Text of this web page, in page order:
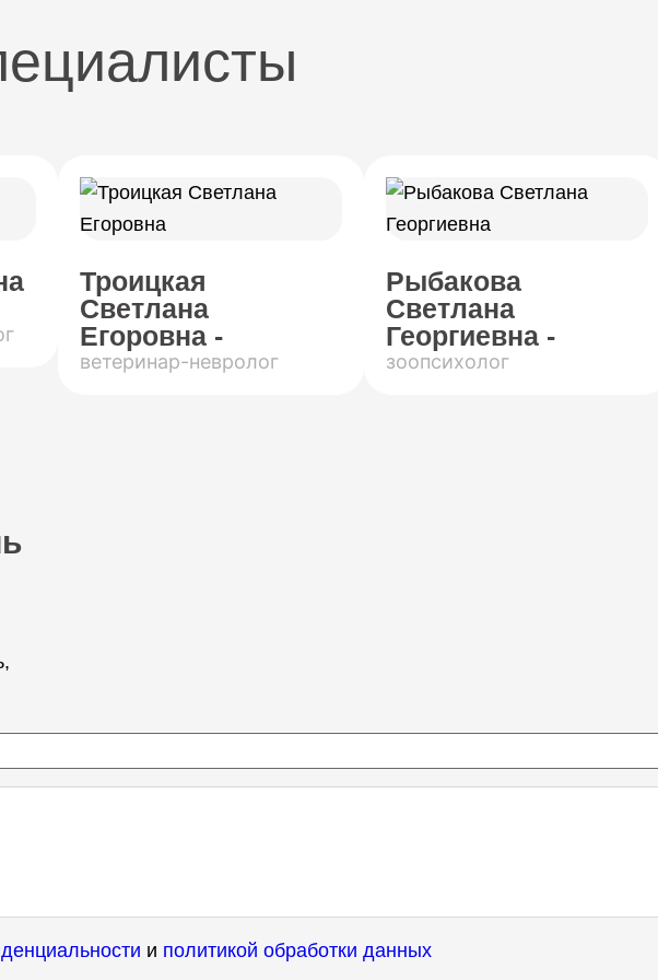
Троицкая
Светлана
Егоровна -
ветеринар-невролог
Рыбакова
Светлана
Георгиевна -
зоопсихолог
и политикой обработки данных